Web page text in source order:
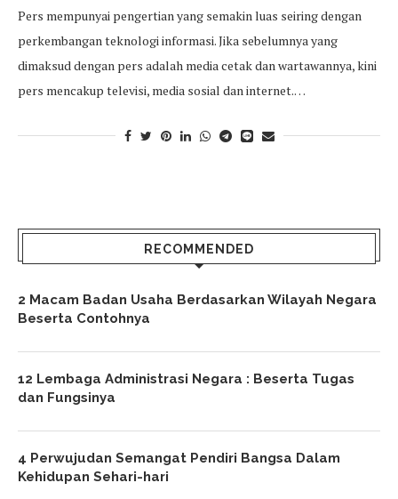
Pers mempunyai pengertian yang semakin luas seiring dengan
perkembangan teknologi informasi. Jika sebelumnya yang
dimaksud dengan pers adalah media cetak dan wartawannya, kini
pers mencakup televisi, media sosial dan internet.…
RECOMMENDED
2 Macam Badan Usaha Berdasarkan Wilayah Negara
Beserta Contohnya
12 Lembaga Administrasi Negara : Beserta Tugas
dan Fungsinya
4 Perwujudan Semangat Pendiri Bangsa Dalam
Kehidupan Sehari-hari